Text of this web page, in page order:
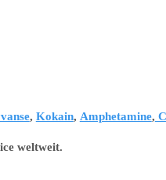
, Kokain, Amphetamine,
weltweit.